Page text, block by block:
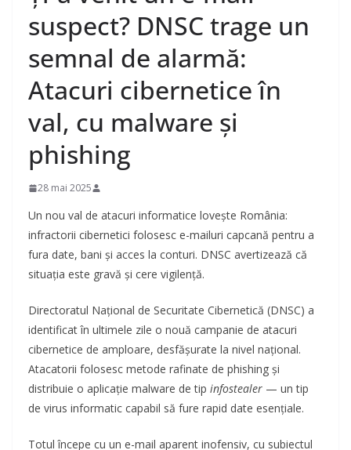
suspect? DNSC trage un
semnal de alarmă:
Atacuri cibernetice în
val, cu malware și
phishing
28 mai 2025
Un nou val de atacuri informatice lovește România:
infractorii cibernetici folosesc e-mailuri capcană pentru a
fura date, bani și acces la conturi. DNSC avertizează că
situația este gravă și cere vigilență.
Directoratul Național de Securitate Cibernetică (DNSC) a
identificat în ultimele zile o nouă campanie de atacuri
cibernetice de amploare, desfășurate la nivel național.
Atacatorii folosesc metode rafinate de phishing și
distribuie o aplicație malware de tip infostealer — un tip
de virus informatic capabil să fure rapid date esențiale.
Totul începe cu un e-mail aparent inofensiv, cu subiectul